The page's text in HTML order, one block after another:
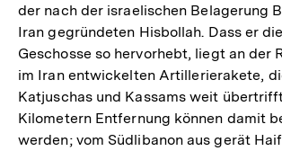
der nach der israelischen Belagerung
Iran gegründeten Hisbollah. Dass er
Geschosse so hervorhebt, liegt an der
im Iran entwickelten Artillerierakete,
Katjuschas und Kassams weit
Kilometern Entfernung können damit
werden; vom Südlibanon aus gerät